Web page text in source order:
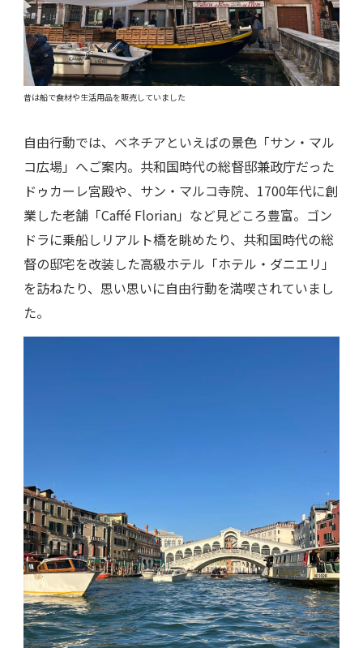
昔は船で食材や生活用品を販売していました
自由行動では、ベネチアといえばの景色「サン・マル
コ広場」へご案内。共和国時代の総督邸兼政庁だった
ドゥカーレ宮殿や、サン・マルコ寺院、1700年代に創
業した老舗「Caffé Florian」など見どころ豊富。ゴン
ドラに乗船しリアルト橋を眺めたり、共和国時代の総
督の邸宅を改装した高級ホテル「ホテル・ダニエリ」
を訪ねたり、思い思いに自由行動を満喫されていまし
た。